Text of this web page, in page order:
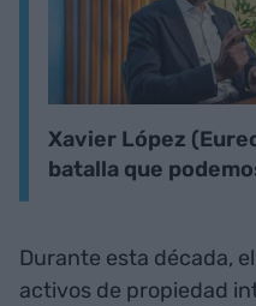
Xavier López
batalla que
Durante esta década,
activos de propiedad